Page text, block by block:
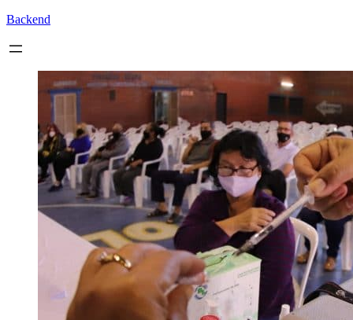
Backend